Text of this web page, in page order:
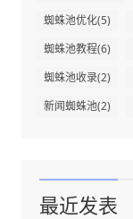
蜘蛛池优化(5)
蜘蛛池教程(6)
蜘蛛池收录(2)
新闻蜘蛛池(2)
最近发表